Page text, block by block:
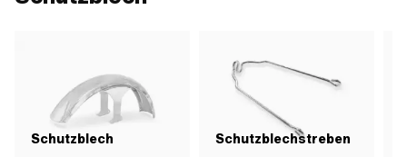
Schutzblech Schutzblechstreben